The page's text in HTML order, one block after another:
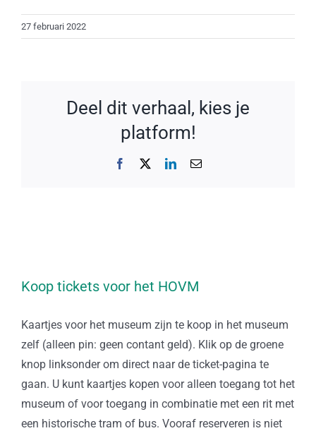
27 februari 2022
Deel dit verhaal, kies je
platform!
Facebook LinkedIn
E-
Koop tickets voor het HOVM
Kaartjes voor het museum zijn te koop in het museum
zelf (alleen pin: geen contant geld). Klik op de groene
knop linksonder om direct naar de ticket-pagina te
gaan. U kunt kaartjes kopen voor alleen toegang tot het
museum of voor toegang in combinatie met een rit met
een historische tram of bus. Vooraf reserveren is niet